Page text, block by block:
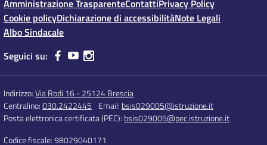
Amministrazione TrasparenteContattiPrivacy Policy
Cookie policyDichiarazione di accessibilitàNote Legali
Albo Sindacale
Seguici su:
Indirizzo:Via Rodi 16 - 25124 Brescia
Centralino:030.2422445 Email: bsis029005@istruzione.it
Posta elettronica certificata (PEC): bsis029005@pec.istruzione.it
Codice fiscale: 98029040171